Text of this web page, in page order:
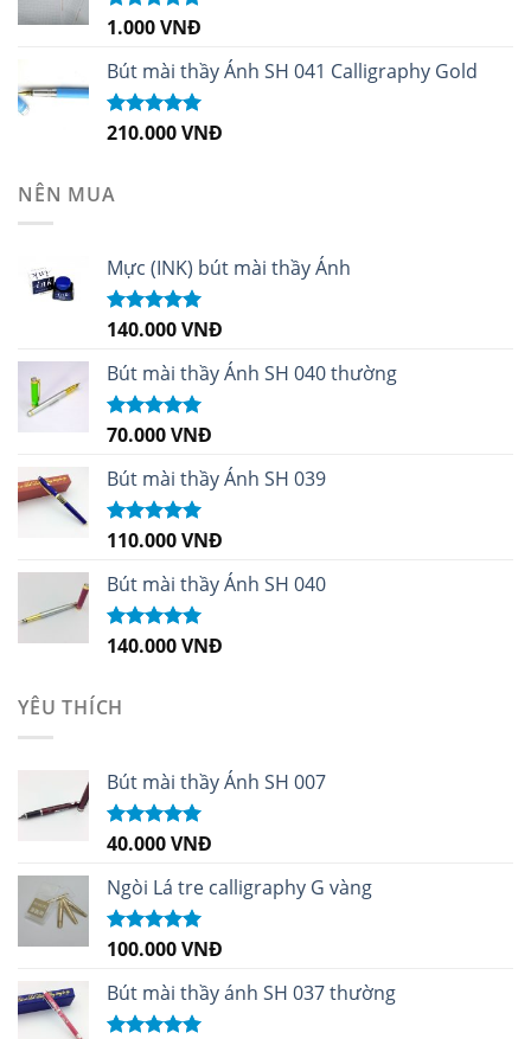
Được xếp
sao
1.000VNĐ
Bút mài thầy Ánh SH 041 Calligraphy Gold
Được xếp
210.000VNĐ
NÊN MUA
Mực (INK) bút mài thầy Ánh
Được xếp
sao
140.000VNĐ
Bút mài thầy Ánh SH 040 thường
Được xếp
sao
70.000VNĐ
Bút mài thầy Ánh SH 039
Được xếp
sao
110.000VNĐ
Bút mài thầy Ánh SH 040
Được xếp
140.000VNĐ
YÊU THÍCH
Bút mài thầy Ánh SH 007
Được xếp
sao
40.000VNĐ
Ngòi Lá tre calligraphy G vàng
Được xếp
sao
100.000VNĐ
Bút mài thầy ánh SH 037 thường